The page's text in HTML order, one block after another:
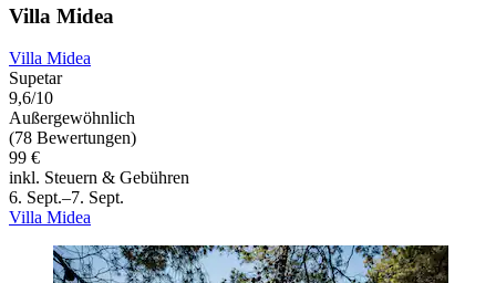
Villa Midea
Villa Midea
Supetar
9,6/10
Außergewöhnlich
(78 Bewertungen)
99 €
inkl. Steuern & Gebühren
6. Sept.–7. Sept.
Villa Midea